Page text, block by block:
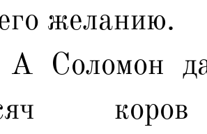
желанию.
Соломон